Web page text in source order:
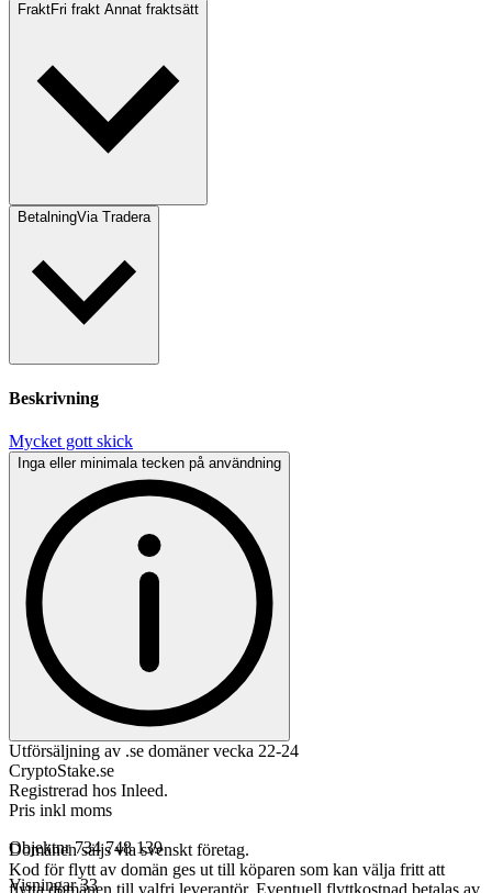
FraktFri frakt Annat fraktsätt
BetalningVia Tradera
Beskrivning
Mycket gott skick
Inga eller minimala tecken på användning
Utförsäljning av .se domäner vecka 22-24
CryptoStake.se
Registrerad hos Inleed.
Pris inkl moms
Domänen säljs via svenskt företag.
Kod för flytt av domän ges ut till köparen som kan välja fritt att
flytta domänen till valfri leverantör. Eventuell flyttkostnad betalas av
Objektnr 734 748 139
Visningar 33